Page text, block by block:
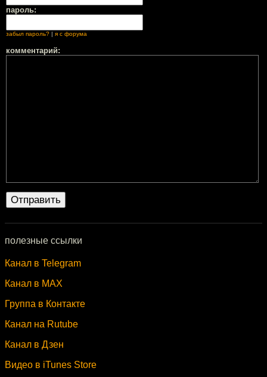
пароль:
забыл пароль? я с форума
комментарий:
полезные ссылки
Канал в Telegram
Канал в MAX
Группа в Контакте
Канал на Rutube
Канал в Дзен
Видео в iTunes Store